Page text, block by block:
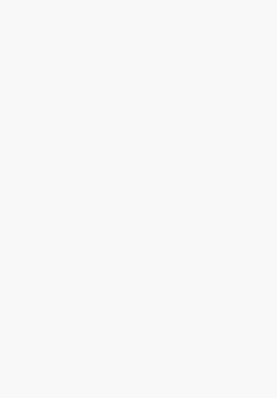
diesem Jahr in den
in die Hallen haben
Produktpräsentation
im Vorbeigehen die
Neuheiten der Aussteller
Jahr wird eine verstärkte
nach Produktgruppen den
Ebenfalls auf dem
in diesem Jahr auch von der
bislang von der spoga horse